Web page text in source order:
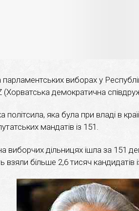
виборах у
(Хорватська демократична
яка була при владі в
мандатів із 151.
виборчих дільницях ішла за 151
більше 2,6 тисяч кандидатів